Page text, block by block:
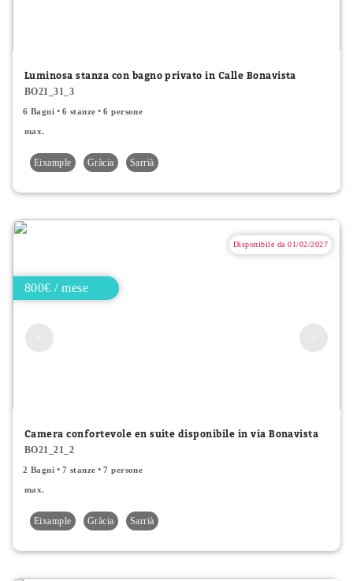
Luminosa stanza con bagno privato in Calle Bonavista
BO21_31_3
6 Bagni 6 stanze 6 persone
max.
Eixample Gràcia Sarrià
Disponibile da 01/02/2027
800€ / mese
Camera confortevole en suite disponibile in via Bonavista
BO21_21_2
2 Bagni 7 stanze 7 persone
max.
Eixample Gràcia Sarrià